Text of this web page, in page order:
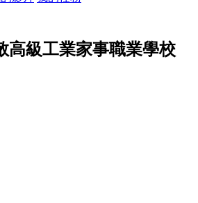
高級工業家事職業學校